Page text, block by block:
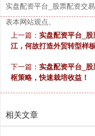
实盘配资平台_股票配资交
表本网站观点。
上一篇： 实盘配资平台_
江，何故打造外贸转型样
下一篇： 实盘配资平台_
枢策略，快速栽培收益！
相关文章